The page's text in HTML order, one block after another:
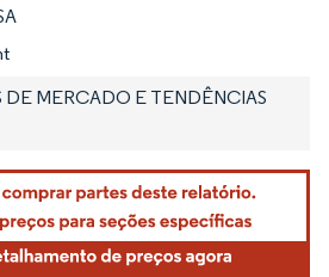
DE MERCADO E TENDÊNCIAS